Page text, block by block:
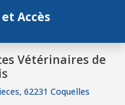
Accès
Vétérinaires de
62231 Coquelles